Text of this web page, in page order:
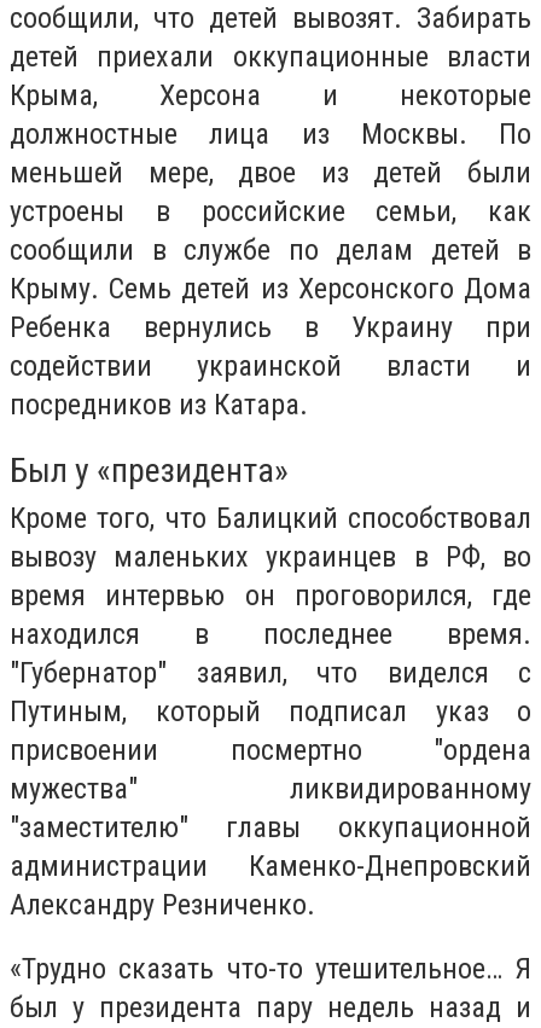
сообщили, что детей вывозят. Забирать
детей приехали оккупационные власти
Крыма, Херсона и некоторые
должностные лица из Москвы. По
меньшей мере, двое из детей были
устроены в российские семьи, как
сообщили в службе по делам детей в
Крыму. Семь детей из Херсонского Дома
Ребенка вернулись в Украину при
содействии украинской власти и
посредников из Катара.
Был у «президента»
Кроме того, что Балицкий способствовал
вывозу маленьких украинцев в РФ, во
время интервью он проговорился, где
находился в последнее время.
"Губернатор" заявил, что виделся с
Путиным, который подписал указ о
присвоении посмертно "ордена
мужества" ликвидированному
"заместителю" главы оккупационной
администрации Каменко-Днепровский
Александру Резниченко.
«Трудно сказать что-то утешительное… Я
был у президента пару недель назад и